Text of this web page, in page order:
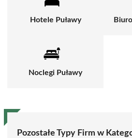
Hotele Puławy
Noclegi Puławy
Pozostałe Typy Firm w